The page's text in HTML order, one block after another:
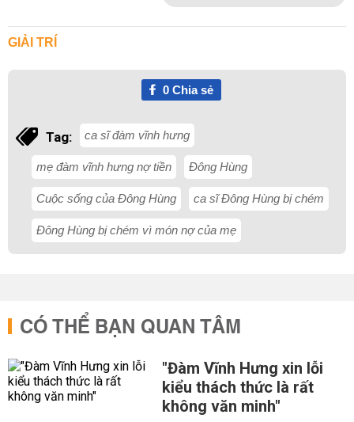
GIẢI TRÍ
0Chia sẻ
Tag: ca sĩ đàm vĩnh hưng
mẹ đàm vĩnh hưng nợ tiền Đông Hùng
Cuộc sống của Đông Hùng ca sĩ Đông Hùng bị chém
Đông Hùng bị chém vì món nợ của mẹ
CÓ THỂ BẠN QUAN TÂM
"Đàm Vĩnh Hưng xin lỗi
kiểu thách thức là rất
không văn minh"